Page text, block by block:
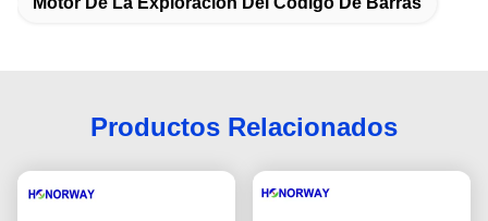
Productos Relacionados